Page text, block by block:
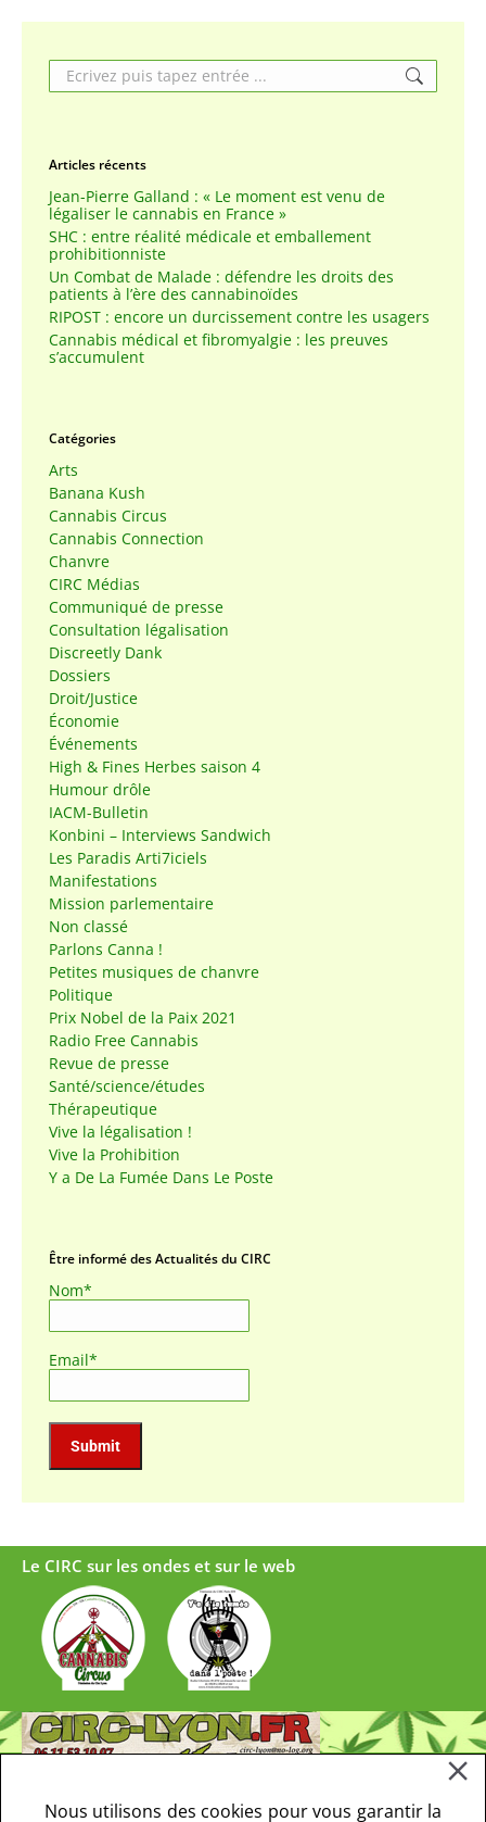
Search:
Articles récents
Jean-Pierre Galland : « Le moment est venu de
légaliser le cannabis en France »
SHC : entre réalité médicale et emballement
prohibitionniste
Un Combat de Malade : défendre les droits des
patients à l’ère des cannabinoïdes
RIPOST : encore un durcissement contre les usagers
Cannabis médical et fibromyalgie : les preuves
s’accumulent
Catégories
Arts
Banana Kush
Cannabis Circus
Cannabis Connection
Chanvre
CIRC Médias
Communiqué de presse
Consultation légalisation
Discreetly Dank
Dossiers
Droit/Justice
Économie
Événements
High & Fines Herbes saison 4
Humour drôle
IACM-Bulletin
Konbini – Interviews Sandwich
Les Paradis Arti7iciels
Manifestations
Mission parlementaire
Non classé
Parlons Canna !
Petites musiques de chanvre
Politique
Prix Nobel de la Paix 2021
Radio Free Cannabis
Revue de presse
Santé/science/études
Thérapeutique
Vive la légalisation !
Vive la Prohibition
Y a De La Fumée Dans Le Poste
Être informé des Actualités du CIRC
Nom*
Email*
Le CIRC sur les ondes et sur le web
Nous utilisons des cookies pour vous garantir la